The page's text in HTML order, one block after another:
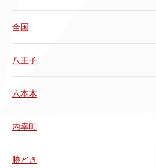
全国
八王子
六本木
内幸町
勝どき